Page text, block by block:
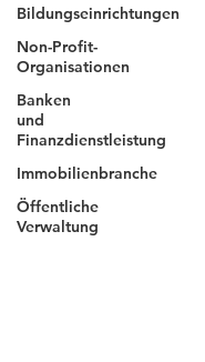
Bildungseinrichtungen
Non-Profit-
Organisationen
Banken
und
Finanzdienstleistung
Immobilienbranche
Öffentliche
Verwaltung
Unternehmen
Impressum
4XPRESS GmbH